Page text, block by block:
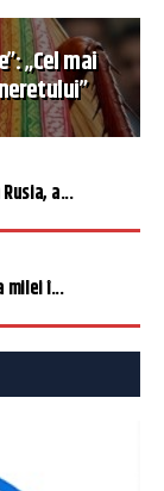
„Cel mai
a...
milei î...